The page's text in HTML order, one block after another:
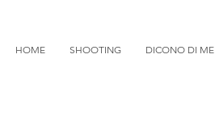
HOME SHOOTING DICONO DI ME